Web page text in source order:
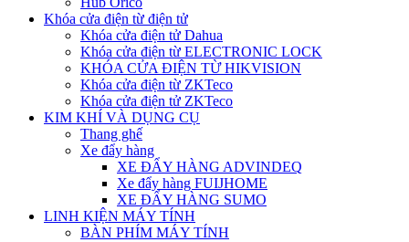
Khóa cửa điện từ điện tử
Khóa cửa điện tử Dahua
Khóa cửa điện từ ELECTRONIC LOCK
KHÓA CỬA ĐIỆN TỪ HIKVISION
Khóa cửa điện từ ZKTeco
Khóa cửa điện tử ZKTeco
KIM KHÍ VÀ DỤNG CỤ
Thang ghế
Xe đẩy hàng
XE ĐẨY HÀNG ADVINDEQ
Xe đẩy hàng FUIJHOME
XE ĐẨY HÀNG SUMO
LINH KIỆN MÁY TÍNH
BÀN PHÍM MÁY TÍNH